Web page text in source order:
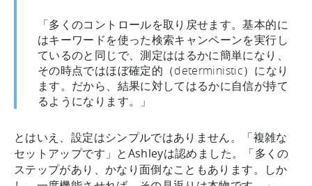
「多くのコントロールを取り戻せます。基本的に
はキーワードを使った検索キャンペーンを実行し
ているのと同じで、測定ははるかに簡単になり、
その時点ではほぼ確定的（deterministic）になり
ます。だから、結果に対してはるかに自信が持て
るようになります。」
とはいえ、設定はシンプルではありません。「複雑な
セットアップです」とAshleyは認めました。「多くの
ステップがあり、かなり面倒なこともあります。しか